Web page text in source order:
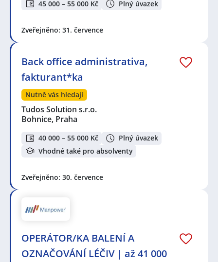
45 000 – 55 000 Kč Plný úvazek
Zveřejněno: 31. července
Back office administrativa,
fakturant*ka
Nutně vás hledají
Tudos Solution s.r.o.
Bohnice, Praha
40 000 – 55 000 Kč
Plný úvazek
Vhodné také pro absolventy
Zveřejněno: 30. července
OPERÁTOR/KA BALENÍ A
OZNAČOVÁNÍ LÉČIV | až 41 000